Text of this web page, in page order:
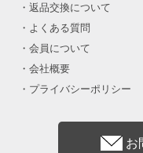
返品交換について
よくある質問
会員について
会社概要
プライバシーポリシー
お